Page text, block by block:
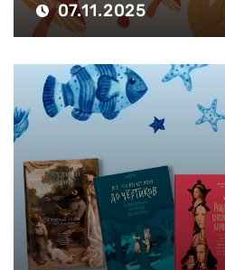
07.11.2025